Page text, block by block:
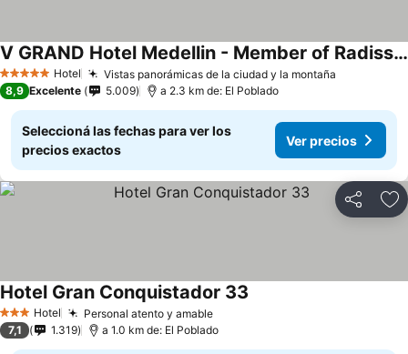
5 Estrellas Hotel Vistas panorámicas de la ciudad y la montaña
V GRAND Hotel Medellin - Member of Radisson Individuals
8,9 Excelente 5.009 a 2.3 km de: El Poblado
Seleccioná las fechas para ver los
precios exactos
Ver precios
Compartir
3 Estrellas
Hotel Personal atento y amable
Hotel Gran Conquistador 33
7,1 1.319 a 1.0 km de: El Poblado